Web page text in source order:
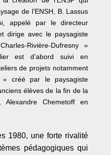
de l’ENSH, B. Lassus
appelé par le directeur
dirige avec le paysagiste
Charles-Rivière-Dufresny »
est d’abord suivi en
de projets notamment
créé par le paysagiste
élèves de la fin de la
Alexandre Chemetoff en
1980, une forte rivalité
pédagogiques qui